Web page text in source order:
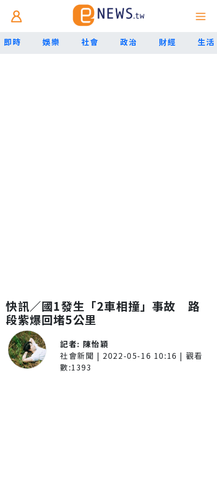
即時 娛樂 社會 政治 財經 生活
快訊／國1發生「2車相撞」事故 路
段紫爆回堵5公里
記者: 陳怡穎
社會新聞 | 2022-05-16 10:16 | 觀看
數:1393